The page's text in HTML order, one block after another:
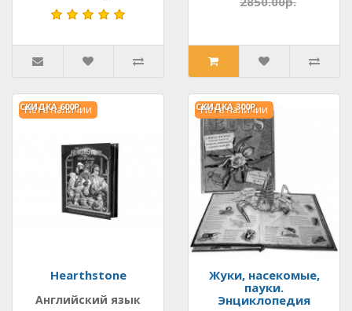
Нет в наличии
Hearthstone
Английский язык
СКИДКА600Р. Нет в наличии
Жуки, насекомые,
пауки.
Энциклопедия
СКИДКА300Р.